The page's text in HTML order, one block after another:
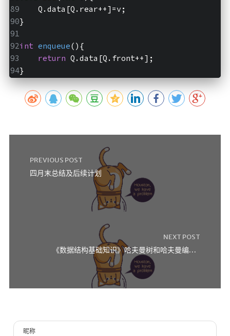
    Q.data[Q.rear++]=v;
}
int enqueue() {
return Q.data[Q.front++];
}
PREVIOUS POST
四月末总结及后续计划
NEXT POST
《数据结构基础知识》哈夫曼树和哈夫曼编码 && 集合
昵称